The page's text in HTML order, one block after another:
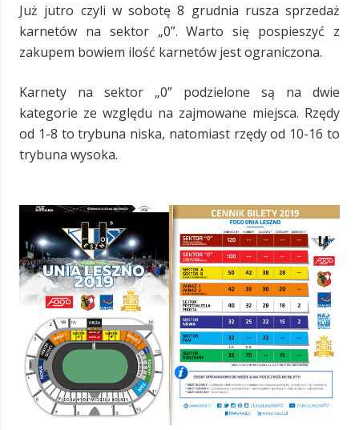
Już jutro czyli w sobotę 8 grudnia rusza sprzedaż
karnetów na sektor „0”. Warto się pospieszyć z
zakupem bowiem ilość karnetów jest ograniczona.
Karnety na sektor „0” podzielone są na dwie
kategorie ze względu na zajmowane miejsca. Rzędy
od 1-8 to trybuna niska, natomiast rzędy od 10-16 to
trybuna wysoka.